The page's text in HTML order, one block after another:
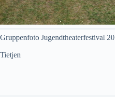
Gruppenfoto
Foto:
Tietjen